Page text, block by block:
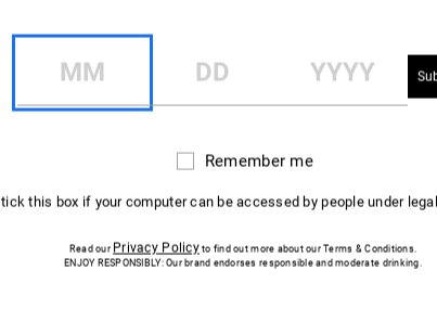
Remember
Remember me
tick this box if your computer can be accessed by people under
Read our Privacy Policyto find out more about our Terms & Conditions.
ENJOY RESPONSIBLY: Our brand endorses responsible and moderate drinking.